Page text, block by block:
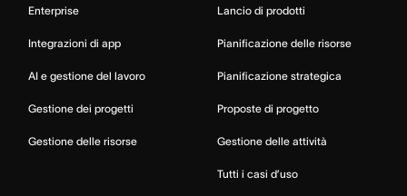
Enterprise
Integrazioni di app
AI e gestione del lavoro
Gestione dei progetti
Gestione delle risorse
Lancio di prodotti
Pianificazione delle risorse
Pianificazione strategica
Proposte di progetto
Gestione delle attività
Tutti i casi d’uso